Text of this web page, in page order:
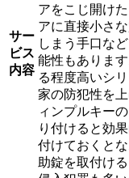
サー
ビス
内容
アをこじ開け
アに直接小さ
しまう手口な
能性もありま
る程度高いシ
家の防犯性を
ィンプルキー
り付けると効
付けておくと
助錠を取付け